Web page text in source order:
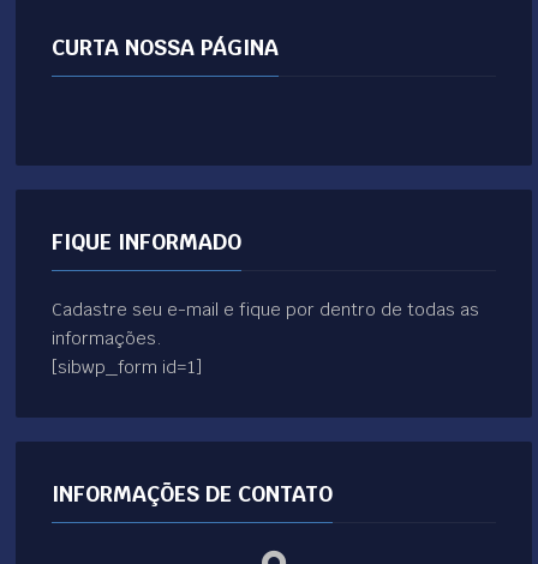
CURTA NOSSA PÁGINA
FIQUE INFORMADO
Cadastre seu e-mail e fique por dentro de todas as
informações.
[sibwp_form id=1]
INFORMAÇÕES DE CONTATO